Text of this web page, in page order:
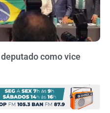
como vice